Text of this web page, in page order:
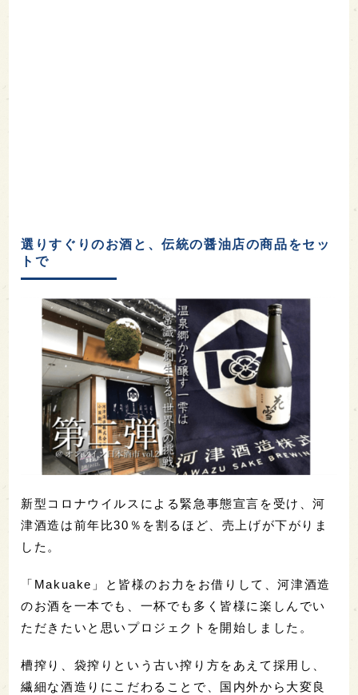
選りすぐりのお酒と、伝統の醤油店の商品をセッ
トで
新型コロナウイルスによる緊急事態宣言を受け、河
津酒造は前年比30％を割るほど、売上げが下がりま
した。
「Makuake」と皆様のお力をお借りして、河津酒造
のお酒を一本でも、一杯でも多く皆様に楽しんでい
ただきたいと思いプロジェクトを開始しました。
槽搾り、袋搾りという古い搾り方をあえて採用し、
繊細な酒造りにこだわることで、国内外から大変良